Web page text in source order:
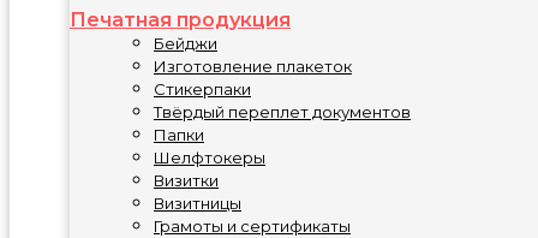
Печатная продукция
Бейджи
Изготовление плакеток
Стикерпаки
Твёрдый переплет документов
Папки
Шелфтокеры
Визитки
Визитницы
Грамоты и сертификаты